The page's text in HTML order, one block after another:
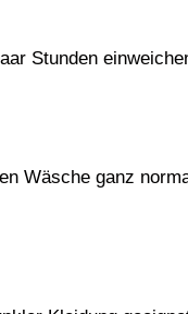
Stunden
Wäsche ganz